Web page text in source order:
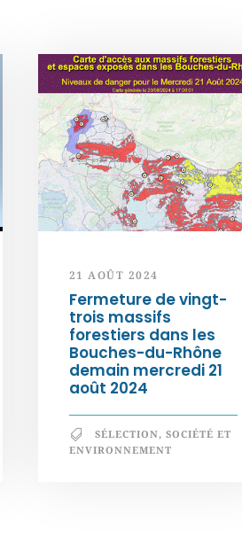
21 AOÛT 2024
Fermeture de vingt-
trois massifs
forestiers dans les
Bouches-du-Rhône
demain mercredi 21
août 2024
SÉLECTION, SOCIÉTÉ ET
ENVIRONNEMENT